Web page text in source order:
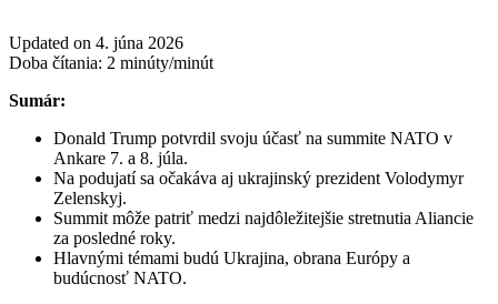
Updated on 4. júna 2026
Doba čítania: 2 minúty/minút
Sumár:
Donald Trump potvrdil svoju účasť na summite NATO v
Ankare 7. a 8. júla.
Na podujatí sa očakáva aj ukrajinský prezident Volodymyr
Zelenskyj.
Summit môže patriť medzi najdôležitejšie stretnutia Aliancie
za posledné roky.
Hlavnými témami budú Ukrajina, obrana Európy a
budúcnosť NATO.